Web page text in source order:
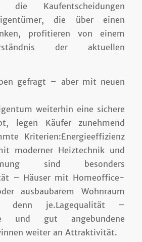
Kaufentscheidungen
die über einen
profitieren von einem
der aktuellen
gefragt – aber mit neuen
weiterhin eine sichere
legen Käufer zunehmend
Kriterien:Energieeffizienz
moderner Heiztechnik und
sind besonders
– Häuser mit Homeoffice-
ausbaubarem Wohnraum
denn je.Lagequalität –
und gut angebundene
weiter an Attraktivität.